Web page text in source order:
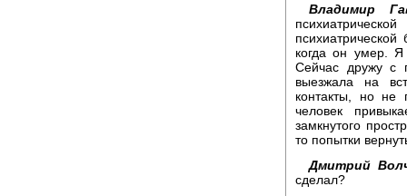
Владимир
когда он умер. Я
Сейчас дружу с
выезжала на
контакты, но не
человек
замкнутого
то попытки
Дмитрий
сделал?